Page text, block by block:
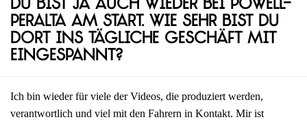
Du bist ja auch wieder bei Powell-
Peralta am Start. Wie sehr bist du
dort ins tägliche Geschäft mit
eingespannt?
Ich bin wieder für viele der Videos, die produziert werden,
verantwortlich und viel mit den Fahrern in Kontakt. Mir ist